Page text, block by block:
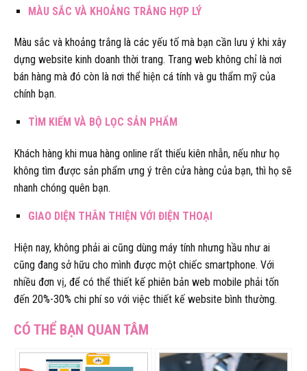
MÀU SẮC VÀ KHOẢNG TRẮNG HỢP LÝ
Màu sắc và khoảng trắng là các yếu tố mà bạn cần lưu ý khi xây
dựng website kinh doanh thời trang. Trang web không chỉ là nơi
bán hàng mà đó còn là nơi thể hiện cá tính và gu thẩm mỹ của
chính bạn.
TÌM KIẾM VÀ BỘ LỌC SẢN PHẨM
Khách hàng khi mua hàng online rất thiếu kiên nhẫn, nếu như họ
không tìm được sản phẩm ưng ý trên cửa hàng của bạn, thì họ sẽ
nhanh chóng quên bạn.
GIAO DIỆN THÂN THIỆN VỚI ĐIỆN THOẠI
Hiện nay, không phải ai cũng dùng máy tính nhưng hầu như ai
cũng đang sở hữu cho mình được một chiếc smartphone. Với
nhiều đơn vị, để có thể thiết kế phiên bản web mobile phải tốn
đến 20%-30% chi phí so với việc thiết kế website bình thường.